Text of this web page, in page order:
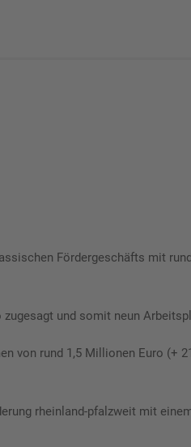
Fördergeschäfts mit
und somit neun
von rund 1,5 Millionen Euro (+
rheinland-pfalzweit mit